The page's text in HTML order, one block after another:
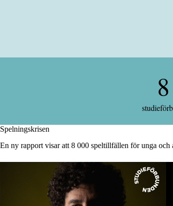
8
Spelningskrisen
En ny rapport visar att 8 000 speltillfällen för unga